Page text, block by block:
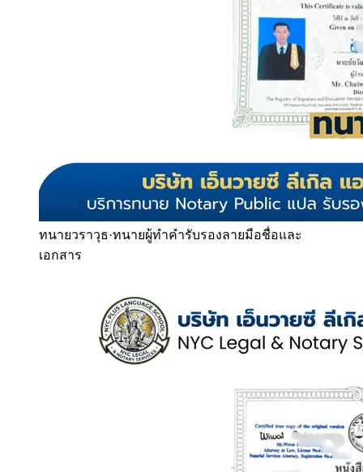
ทนายวราวุธ·ทนายผู้ทำคำรับรองลายมือชื่อและ
เอกสาร